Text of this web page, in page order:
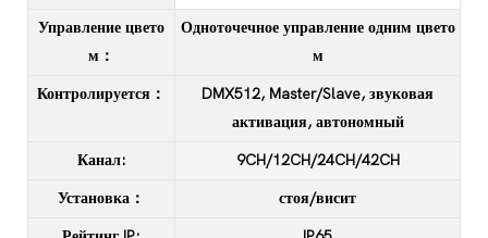
Управление цвето
м：
Одноточечное управление одним цвето
м
Контролируется：
DMX512, Master/Slave, звуковая
активация, автономный
Канал: 9CH/12CH/24CH/42CH
Установка： стоя/висит